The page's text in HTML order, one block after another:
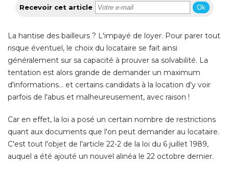
Recevoir cet article Ok
La hantise des bailleurs ? L'impayé de loyer. Pour parer tout
risque éventuel, le choix du locataire se fait ainsi
généralement sur sa capacité à prouver sa solvabilité. La
tentation est alors grande de demander un maximum
d'informations... et certains candidats à la location d'y voir
parfois de l'abus et malheureusement, avec raison !
Car en effet, la loi a posé un certain nombre de restrictions
quant aux documents que l'on peut demander au locataire.
C'est tout l'objet de l'article 22-2 de la loi du 6 juillet 1989,
auquel a été ajouté un nouvel alinéa le 22 octobre dernier.